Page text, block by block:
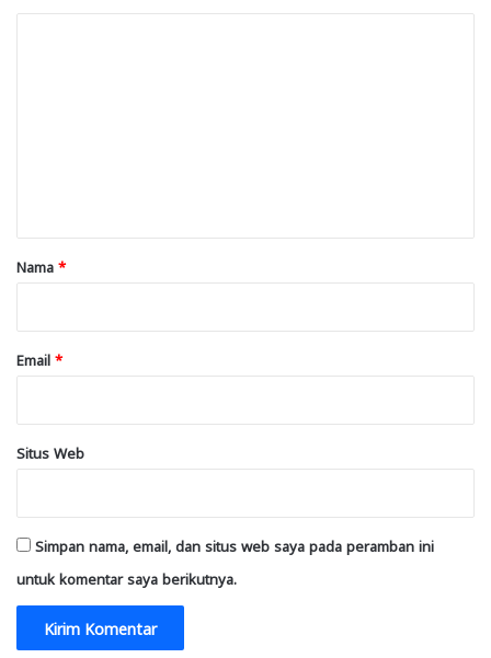
rNama *
Email *
Situs Web
Simpan nama, email, dan situs web saya pada peramban ini
untuk komentar saya berikutnya.